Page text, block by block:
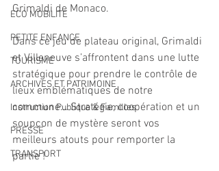
ECO MOBILITE
PETITE ENFANCE
TOURISME
ARCHIVES ET PATRIMOINE
Instruction Publique & Familles
PRESSE
TRANSPORT
Grimaldi de Monaco.
Dans ce jeu de plateau original, Grimaldi
et Villeneuve s’affrontent dans une lutte
stratégique pour prendre le contrôle de
lieux emblématiques de notre
commune… Stratégie, coopération et un
soupçon de mystère seront vos
meilleurs atouts pour remporter la
partie !